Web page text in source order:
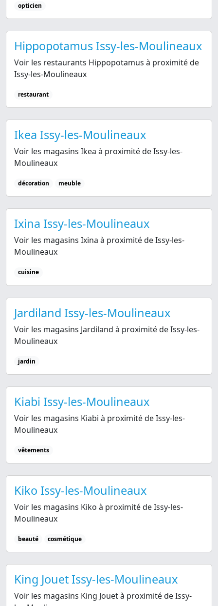
opticien
Hippopotamus Issy-les-Moulineaux
Voir les restaurants Hippopotamus à proximité de
Issy-les-Moulineaux
restaurant
Ikea Issy-les-Moulineaux
Voir les magasins Ikea à proximité de Issy-les-
Moulineaux
décoration meuble
Ixina Issy-les-Moulineaux
Voir les magasins Ixina à proximité de Issy-les-
Moulineaux
cuisine
Jardiland Issy-les-Moulineaux
Voir les magasins Jardiland à proximité de Issy-les-
Moulineaux
jardin
Kiabi Issy-les-Moulineaux
Voir les magasins Kiabi à proximité de Issy-les-
Moulineaux
vêtements
Kiko Issy-les-Moulineaux
Voir les magasins Kiko à proximité de Issy-les-
Moulineaux
beauté cosmétique
King Jouet Issy-les-Moulineaux
Voir les magasins King Jouet à proximité de Issy-